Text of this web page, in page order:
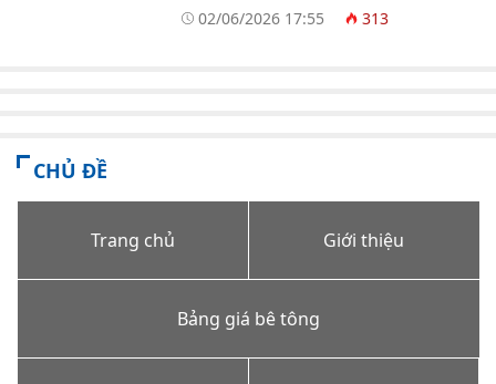
02/06/2026 17:55 313
CHỦ ĐỀ
Trang chủ Giới thiệu
Bảng giá bê tông